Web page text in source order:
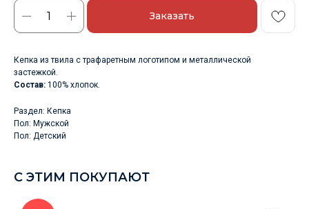
Заказать
Кепка из твила с трафаретным логотипом и металлической
застежкой.
Состав: 100% хлопок.
Раздел: Кепка
Пол: Мужской
Пол: Детский
С ЭТИМ ПОКУПАЮТ